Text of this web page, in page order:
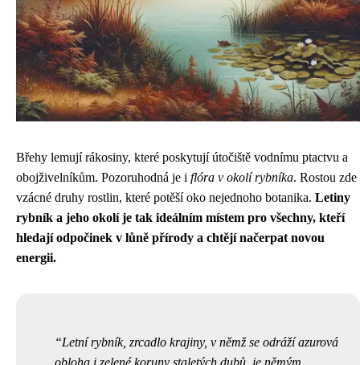
Břehy lemují rákosiny, které poskytují útočiště vodnímu ptactvu a
obojživelníkům. Pozoruhodná je i flóra v okolí rybníka. Rostou zde
vzácné druhy rostlin, které potěší oko nejednoho botanika. Letiny
rybník a jeho okolí je tak ideálním místem pro všechny, kteří
hledají odpočinek v lůně přírody a chtějí načerpat novou
energii.
Letní rybník, zrcadlo krajiny, v němž se odráží azurová
obloha i zelené koruny staletých dubů, je němým